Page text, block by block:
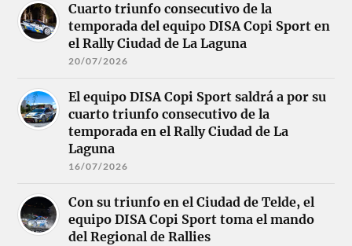
Cuarto triunfo consecutivo de la
temporada del equipo DISA Copi Sport en
el Rally Ciudad de La Laguna
20/07/2026
El equipo DISA Copi Sport saldrá a por su
cuarto triunfo consecutivo de la
temporada en el Rally Ciudad de La
Laguna
16/07/2026
Con su triunfo en el Ciudad de Telde, el
equipo DISA Copi Sport toma el mando
del Regional de Rallies